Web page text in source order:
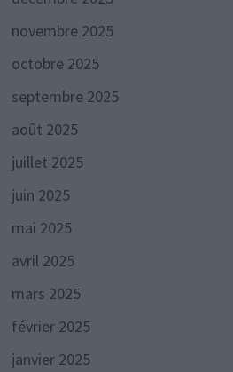
novembre 2025
octobre 2025
septembre 2025
août 2025
juillet 2025
juin 2025
mai 2025
avril 2025
mars 2025
février 2025
janvier 2025